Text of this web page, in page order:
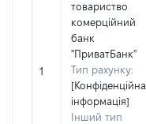
1
товариство
комерційний
банк
"ПриватБанк"
Тип рахунку:
[Конфіденційна
інформація]
Інший тип